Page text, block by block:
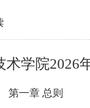
术学院2026
第一章 总则